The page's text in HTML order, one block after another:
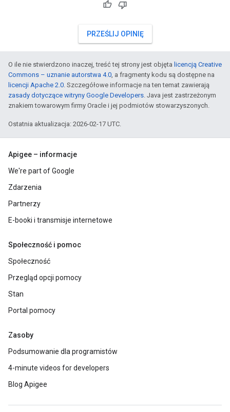
PRZEŚLIJ OPINIĘ
O ile nie stwierdzono inaczej, treść tej strony jest objęta licencją Creative
Commons – uznanie autorstwa 4.0, a fragmenty kodu są dostępne na
licencji Apache 2.0. Szczegółowe informacje na ten temat zawierają
zasady dotyczące witryny Google Developers. Java jest zastrzeżonym
znakiem towarowym firmy Oracle i jej podmiotów stowarzyszonych.
Ostatnia aktualizacja: 2026-02-17 UTC.
Apigee – informacje
We're part of Google
Zdarzenia
Partnerzy
E-booki i transmisje internetowe
Społeczność i pomoc
Społeczność
Przegląd opcji pomocy
Stan
Portal pomocy
Zasoby
Podsumowanie dla programistów
4-minute videos for developers
Blog Apigee